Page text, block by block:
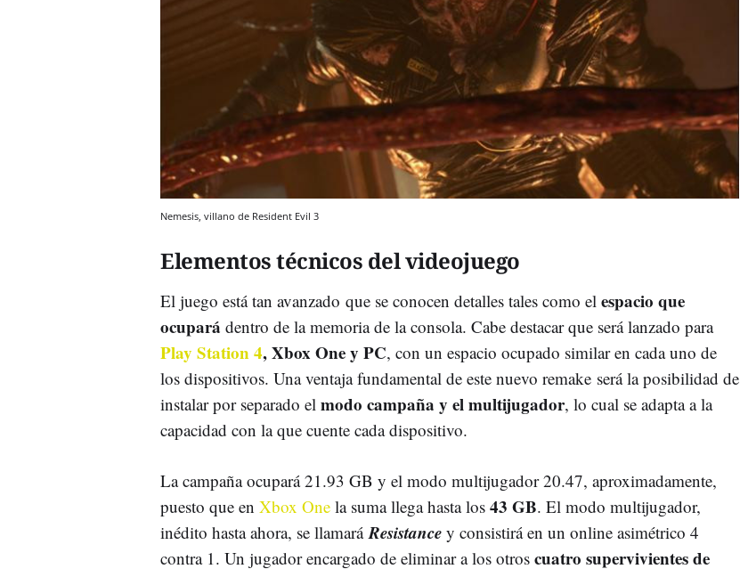
Nemesis, villano de Resident Evil 3
Elementos técnicos del videojuego
El juego está tan avanzado que se conocen detalles tales como el espacio que
ocupará dentro de la memoria de la consola. Cabe destacar que será lanzado para
Play Station 4, Xbox One y PC, con un espacio ocupado similar en cada uno de
los dispositivos. Una ventaja fundamental de este nuevo remake será la posibilidad de
instalar por separado el modo campaña y el multijugador, lo cual se adapta a la
capacidad con la que cuente cada dispositivo.
La campaña ocupará 21.93 GB y el modo multijugador 20.47, aproximadamente,
puesto que en Xbox One la suma llega hasta los 43 GB. El modo multijugador,
inédito hasta ahora, se llamaráResistance y consistirá en un online asimétrico 4
contra 1. Un jugador encargado de eliminar a los otros cuatro supervivientes de